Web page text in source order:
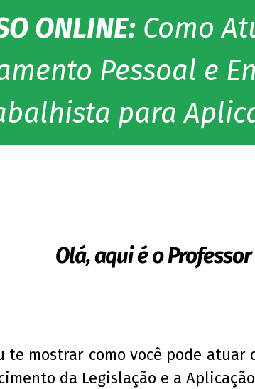
ONLINE:Como
Pessoal e
para
Olá, aqui é o
te mostrar como você pode
da Legislação e a